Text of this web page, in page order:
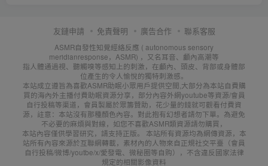
友鏈申請 免責聲明 廣告合作 聯系客服
ASMR自發性知覺經絡反應 ( autonomous sensory
meridianresponse，ASMR) ，又名耳音、顱內高潮等
指人體通過視、聽觸嗅等感知上的刺激，在顱內、頭皮、背部或身體部
位產生的令人愉悅的獨特刺激感。
本站成立遵旨為喜歡ASMR助眠小眾用戶提供空間,大部分為本站自費購
買的海內外主播付費助眠資源分享，部分內容外網youtube等資源/會員
自行投稿等渠道，會員製屬於眾籌贊助，花少量的錢就可觀看付費資
源，註意：本站沒有那種顏色內容。對此抱有幻想者請勿下單。為避免
不必要的麻煩與對線，如您不喜歡ASMR類資源請勿購買，
本站內容僅供學習研究，請支持正版。 本站所有資源均為網傳資源，本
站所有內容來源於互聯網轉載，素材內的人物來自正規社交平臺（會員
自行投稿/微博/youtbe/x/愛發電、微秘圈等自购），不含違反國家法律
規定的相關影像資料